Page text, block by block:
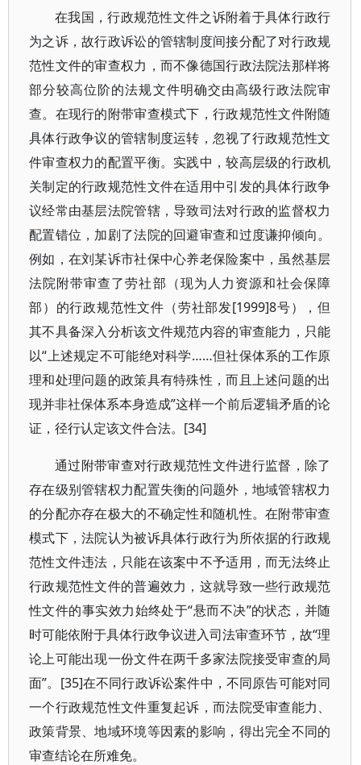
在我国，行政规范性文件之诉附着于具体行政行
为之诉，故行政诉讼的管辖制度间接分配了对行政规
范性文件的审查权力，而不像德国行政法院法那样将
部分较高位阶的法规文件明确交由高级行政法院审
查。在现行的附带审查模式下，行政规范性文件附随
具体行政争议的管辖制度运转，忽视了行政规范性文
件审查权力的配置平衡。实践中，较高层级的行政机
关制定的行政规范性文件在适用中引发的具体行政争
议经常由基层法院管辖，导致司法对行政的监督权力
配置错位，加剧了法院的回避审查和过度谦抑倾向。
例如，在刘某诉市社保中心养老保险案中，虽然基层
法院附带审查了劳社部（现为人力资源和社会保障
部）的行政规范性文件（劳社部发[1999]8号），但
其不具备深入分析该文件规范内容的审查能力，只能
以“上述规定不可能绝对科学……但社保体系的工作原
理和处理问题的政策具有特殊性，而且上述问题的出
现并非社保体系本身造成”这样一个前后逻辑矛盾的论
证，径行认定该文件合法。[34]
通过附带审查对行政规范性文件进行监督，除了
存在级别管辖权力配置失衡的问题外，地域管辖权力
的分配亦存在极大的不确定性和随机性。在附带审查
模式下，法院认为被诉具体行政行为所依据的行政规
范性文件违法，只能在该案中不予适用，而无法终止
行政规范性文件的普遍效力，这就导致一些行政规范
性文件的事实效力始终处于“悬而不决”的状态，并随
时可能依附于具体行政争议进入司法审查环节，故“理
论上可能出现一份文件在两千多家法院接受审查的局
面”。[35]在不同行政诉讼案件中，不同原告可能对同
一个行政规范性文件重复起诉，而法院受审查能力、
政策背景、地域环境等因素的影响，得出完全不同的
审查结论在所难免。